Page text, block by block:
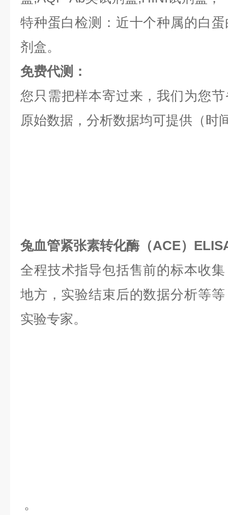
特种蛋白检测：近十个种属的白
剂盒。
免费代测：
您只需把样本寄过来，我们为您
原始数据，分析数据均可提供（时
兔血管紧张素转化酶（ACE）
全程技术指导包括售前的标本收
地方，实验结束后的数据分析等
实验专家。
。